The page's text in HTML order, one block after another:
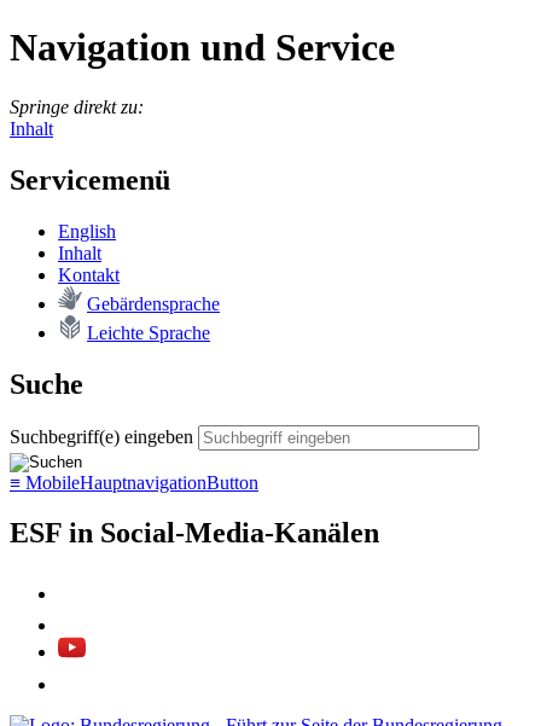
Navigation und Service
Springe direkt zu:
Inhalt
Servicemenü
English
In­halt
Kon­takt
Ge­bär­den­spra­che
Leich­te Spra­che
Suche
Suchbegriff(e) eingeben
≡ MobileHauptnavigationButton
ESF in Social-Media-Kanälen